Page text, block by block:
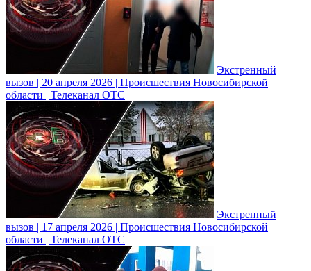
Экстренный
вызов | 20 апреля 2026 | Происшествия Новосибирской
области | Телеканал ОТС
Экстренный
вызов | 17 апреля 2026 | Происшествия Новосибирской
области | Телеканал ОТС